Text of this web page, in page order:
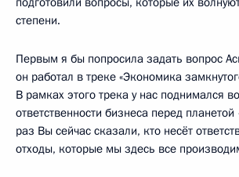
степени.
Первым я бы попросила задать вопрос
он работал в треке «Экономика
В рамках этого трека у нас поднимался
ответственности бизнеса перед
раз Вы сейчас сказали, кто несёт
отходы, которые мы здесь все